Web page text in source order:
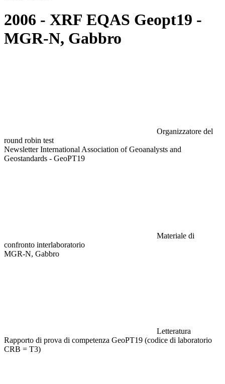
2006 - XRF EQAS Geopt19 -
MGR-N, Gabbro
Organizzatore del
round robin test
Newsletter International Association of Geoanalysts and
Geostandards - GeoPT19
Materiale di
confronto interlaboratorio
MGR-N, Gabbro
Letteratura
Rapporto di prova di competenza GeoPT19 (codice di laboratorio
CRB = T3)